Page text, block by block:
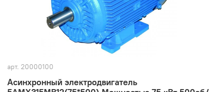
арт. 20000100
Асинхронный электродвигатель